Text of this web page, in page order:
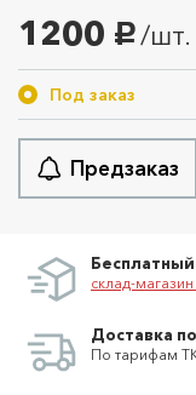
1200 руб. /шт.
Под заказ
Предзаказ
склад-
Доставка
По тарифам